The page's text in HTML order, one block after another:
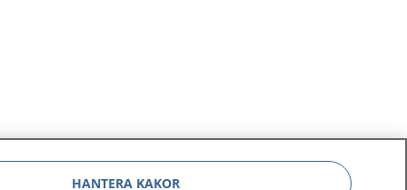
HANTERA KAKOR